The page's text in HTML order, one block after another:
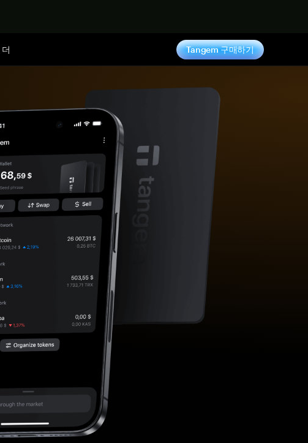
더 Tangem 구매하기